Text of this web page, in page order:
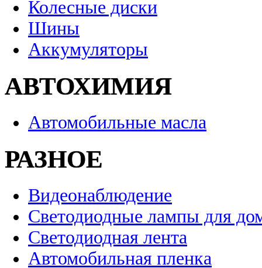
Колесные диски
Шины
Аккумуляторы
АВТОХИМИЯ
Автомобильные масла
РАЗНОЕ
Видеонаблюдение
Светодиодные лампы для
Светодиодная лента
Автомобильная пленка